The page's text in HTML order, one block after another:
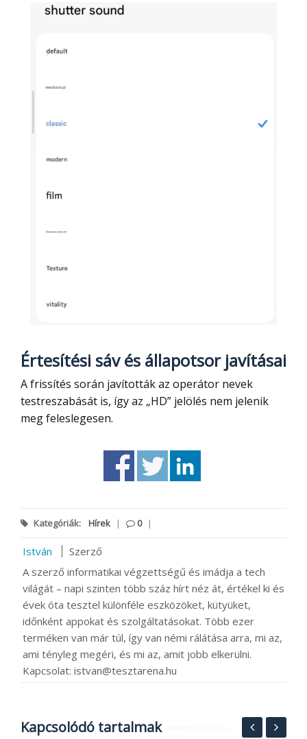
Értesítési sáv és állapotsor javításai
A frissítés során javították az operátor nevek
testreszabását is, így az „HD” jelölés nem jelenik
meg feleslegesen.
Kategóriák: Hírek | 0 |
István
Szerző
A szerző informatikai végzettségű és imádja a tech
világát – napi szinten több száz hírt néz át, értékel ki és
évek óta tesztel különféle eszközöket, kütyüket,
időnként appokat és szolgáltatásokat. Több ezer
terméken van már túl, így van némi rálátása arra, mi az,
ami tényleg megéri, és mi az, amit jobb elkerülni.
Kapcsolat: istvan@tesztarena.hu
Kapcsolódó tartalmak